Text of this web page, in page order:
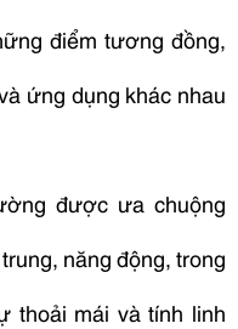
điểm tương đồng,
ứng dụng khác nhau
được ưa chuộng
năng động, trong
thoải mái và tính linh